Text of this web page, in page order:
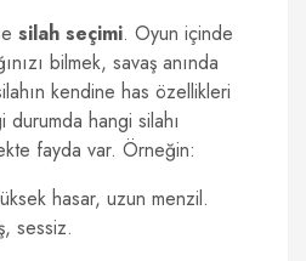
silah seçimi. Oyun içinde
bilmek, savaş anında
kendine has özellikleri
hangi silahı
fayda var. Örneğin:
hasar, uzun menzil.
sessiz.